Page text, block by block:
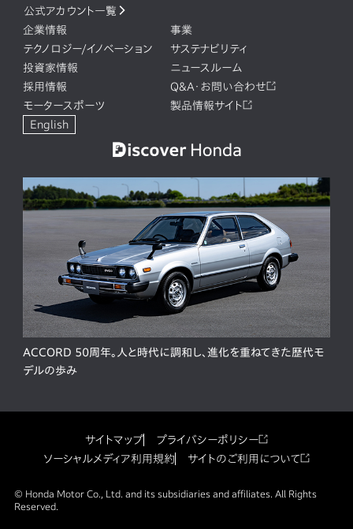
公式アカウント一覧
企業情報
事業
テクノロジー/イノベーション
サステナビリティ
投資家情報
ニュースルーム
採用情報
Q&A・お問い合わせ
モータースポーツ
製品情報サイト
English
ACCORD 50周年。人と時代に調和し、進化を重ねてきた歴代モ
デルの歩み
サイトマップ
プライバシーポリシー
ソーシャルメディア利用規約
サイトのご利用について
© Honda Motor Co., Ltd. and its subsidiaries and affiliates. All Rights
Reserved.